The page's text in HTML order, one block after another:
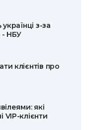
з-за
- НБУ
клієнтів про
які
клієнти